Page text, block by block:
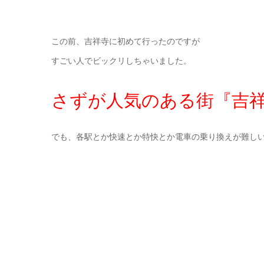
この前、吉祥寺に初めて行ったのですが
すごい人でビックリしちゃいました。
さずが人気のある街『吉
でも、各駅とか快速とか特快とか電車の乗り換えが難しい